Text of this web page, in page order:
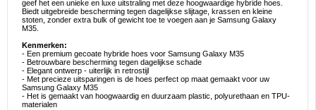
geef het een unieke en luxe uitstraling met deze hoogwaardige hybride hoes.
Biedt uitgebreide bescherming tegen dagelijkse slijtage, krassen en kleine
stoten, zonder extra bulk of gewicht toe te voegen aan je Samsung Galaxy
M35.
Kenmerken:
- Een premium gecoate hybride hoes voor Samsung Galaxy M35
- Betrouwbare bescherming tegen dagelijkse schade
- Elegant ontwerp - uiterlijk in retrostijl
- Met precieze uitsparingen is de hoes perfect op maat gemaakt voor uw
Samsung Galaxy M35
- Het is gemaakt van hoogwaardig en duurzaam plastic, polyurethaan en TPU-
materialen